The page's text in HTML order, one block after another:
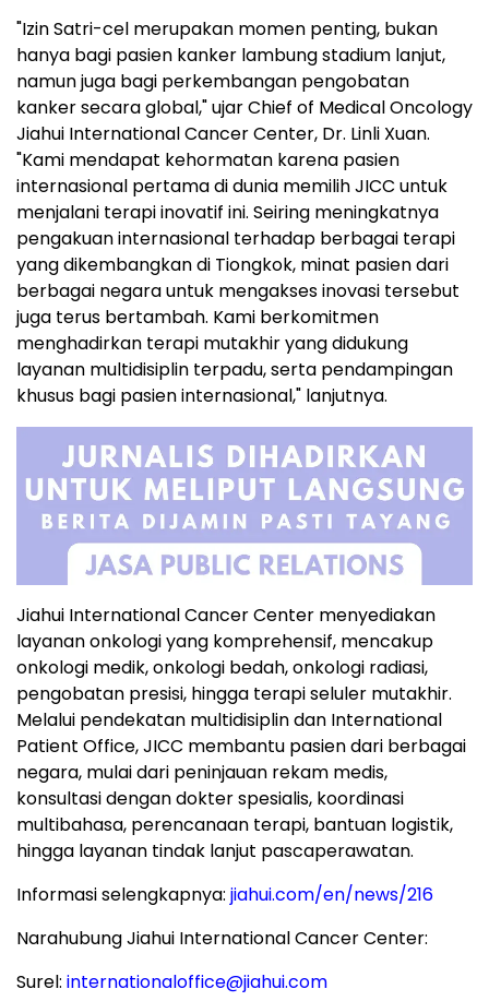
"Izin Satri-cel merupakan momen penting, bukan
hanya bagi pasien kanker lambung stadium lanjut,
namun juga bagi perkembangan pengobatan
kanker secara global," ujar Chief of Medical Oncology
Jiahui International Cancer Center, Dr. Linli Xuan.
"Kami mendapat kehormatan karena pasien
internasional pertama di dunia memilih JICC untuk
menjalani terapi inovatif ini. Seiring meningkatnya
pengakuan internasional terhadap berbagai terapi
yang dikembangkan di Tiongkok, minat pasien dari
berbagai negara untuk mengakses inovasi tersebut
juga terus bertambah. Kami berkomitmen
menghadirkan terapi mutakhir yang didukung
layanan multidisiplin terpadu, serta pendampingan
khusus bagi pasien internasional," lanjutnya.
Jiahui International Cancer Center menyediakan
layanan onkologi yang komprehensif, mencakup
onkologi medik, onkologi bedah, onkologi radiasi,
pengobatan presisi, hingga terapi seluler mutakhir.
Melalui pendekatan multidisiplin dan International
Patient Office, JICC membantu pasien dari berbagai
negara, mulai dari peninjauan rekam medis,
konsultasi dengan dokter spesialis, koordinasi
multibahasa, perencanaan terapi, bantuan logistik,
hingga layanan tindak lanjut pascaperawatan.
Informasi selengkapnya: jiahui.com/en/news/216
Narahubung Jiahui International Cancer Center:
Surel: internationaloffice@jiahui.com